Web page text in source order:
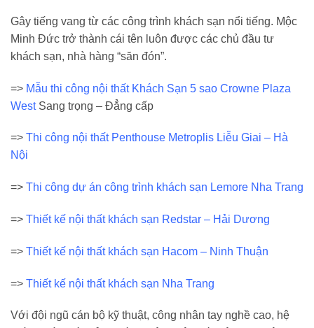
Gây tiếng vang từ các công trình khách sạn nổi tiếng. Mộc
Minh Đức trở thành cái tên luôn được các chủ đầu tư
khách sạn, nhà hàng “săn đón”.
=> Mẫu thi công nội thất Khách Sạn 5 sao Crowne Plaza
WestSang trọng – Đẳng cấp
=> Thi công nội thất Penthouse Metroplis Liễu Giai – Hà
Nội
=> Thi công dự án công trình khách sạn Lemore Nha Trang
=> Thiết kế nội thất khách sạn Redstar – Hải Dương
=> Thiết kế nội thất khách sạn Hacom – Ninh Thuận
=> Thiết kế nội thất khách sạn Nha Trang
Với đội ngũ cán bộ kỹ thuật, công nhân tay nghề cao, hệ